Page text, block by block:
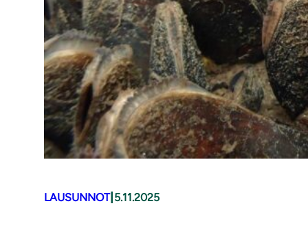
LAUSUNNOT| 5.11.2025